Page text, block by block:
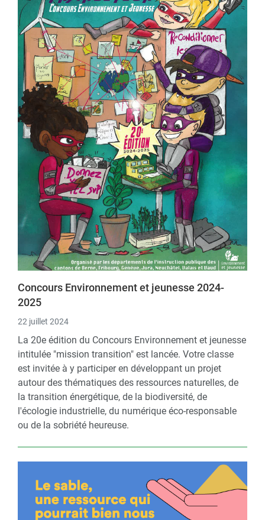
Concours Environnement et jeunesse 2024-
2025
22 juillet 2024
La 20e édition du Concours Environnement et jeunesse
intitulée "mission transition" est lancée. Votre classe
est invitée à y participer en développant un projet
autour des thématiques des ressources naturelles, de
la transition énergétique, de la biodiversité, de
l'écologie industrielle, du numérique éco-responsable
ou de la sobriété heureuse.